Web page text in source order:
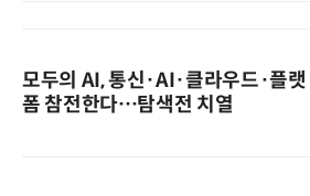
모두의 AI, 통신·AI·클라우드·플랫
폼 참전한다…탐색전 치열